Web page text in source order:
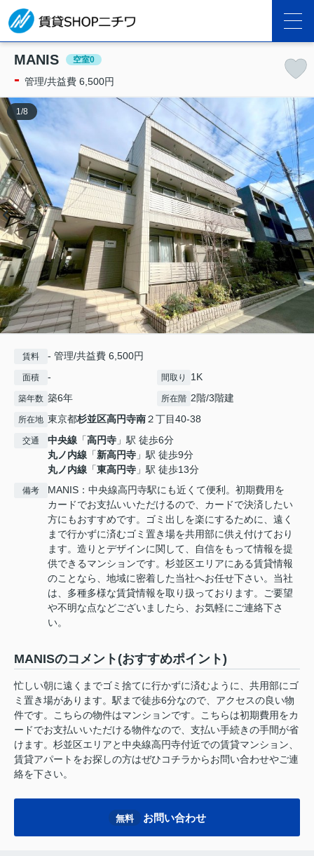
MANIS 空室0
- 管理/共益費 6,500円
1 /8
賃料 - 管理/共益費 6,500円
面積 - 間取り 1K
築年数 築6年 所在階 2階/3階建
所在地 東京都杉並区高円寺南２丁目40-38
交通 中央線 「高円寺 」駅 徒歩6分
丸ノ内線 「新高円寺 」駅 徒歩9分
丸ノ内線 「東高円寺 」駅 徒歩13分
備考
MANIS：中央線高円寺駅にも近くて便利。初期費用を
カードでお支払いいただけるので、カードで決済したい
方にもおすすめです。ゴミ出しを楽にするために、遠く
まで行かずに済むゴミ置き場を共用部に供え付けており
ます。造りとデザインに関して、自信をもって情報を提
供できるマンションです。杉並区エリアにある賃貸情報
のことなら、地域に密着した当社へお任せ下さい。当社
は、多種多様な賃貸情報を取り扱っております。ご要望
や不明な点などございましたら、お気軽にご連絡下さ
い。
MANISのコメント(おすすめポイント)
忙しい朝に遠くまでゴミ捨てに行かずに済むように、共用部にゴ
ミ置き場があります。駅まで徒歩6分なので、アクセスの良い物
件です。こちらの物件はマンションです。こちらは初期費用をカ
ードでお支払いいただける物件なので、支払い手続きの手間が省
けます。杉並区エリアと中央線高円寺付近での賃貸マンション、
賃貸アパートをお探しの方はぜひコチラからお問い合わせやご連
絡を下さい。
無料 お問い合わせ